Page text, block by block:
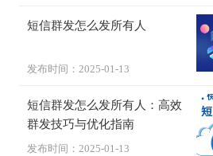
短信群发怎么发所有人
发布时间：2025-01-13
短信群发怎么发所有人：高效
群发技巧与优化指南
发布时间：2025-01-13